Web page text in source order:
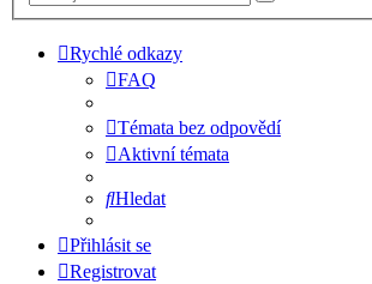
Rychlé odkazy
FAQ
Témata bez odpovědí
Aktivní témata
Hledat
Přihlásit se
Registrovat